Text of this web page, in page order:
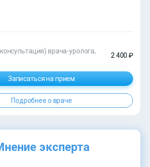
врача-уролога,
2 400 ₽
Записаться на прием
Подробнее о враче
эксперта